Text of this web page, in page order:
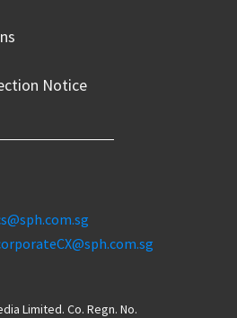
Notice
Limited. Co. Regn. No.